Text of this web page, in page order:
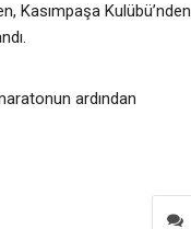
Kasımpaşa Kulübü’nden
ardından